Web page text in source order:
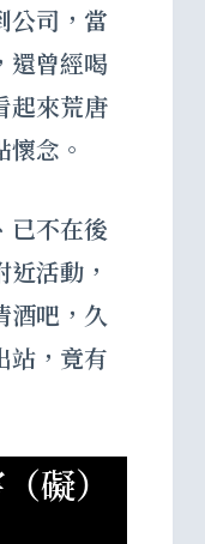
公司，當
還曾經喝
起來荒唐
念。
已不在後
活動，
酒吧，久
站，竟有
礙）